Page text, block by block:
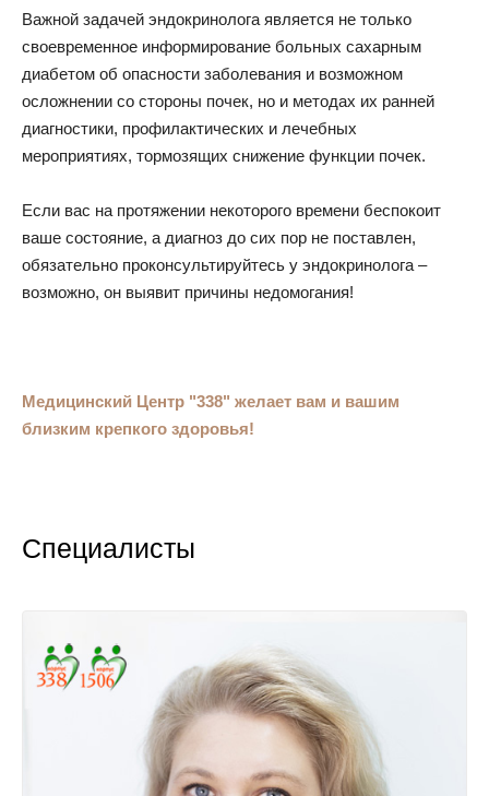
Важной задачей эндокринолога является не только
своевременное информирование больных сахарным
диабетом об опасности заболевания и возможном
осложнении со стороны почек, но и методах их ранней
диагностики, профилактических и лечебных
мероприятиях, тормозящих снижение функции почек.
Если вас на протяжении некоторого времени беспокоит
ваше состояние, а диагноз до сих пор не поставлен,
обязательно проконсультируйтесь у эндокринолога –
возможно, он выявит причины недомогания!
Медицинский Центр "338" желает вам и вашим
близким крепкого здоровья!
Специалисты